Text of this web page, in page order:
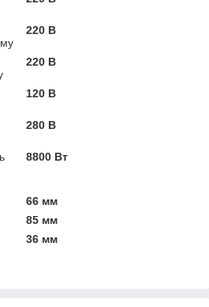
220 В
220 В
120 В
280 В
8800 Вт
66 мм
85 мм
36 мм